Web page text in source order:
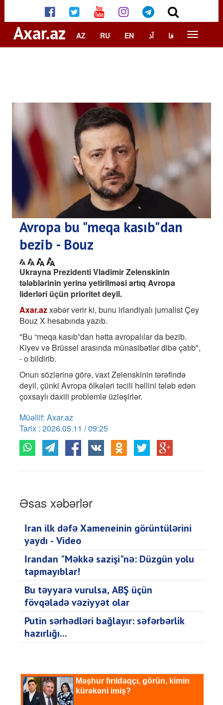
Axar.az AZ RU EN آذ فا
Avropa bu "meqa kasıb"dan
bezib - Bouz
Ukrayna Prezidenti Vladimir Zelenskinin
tələblərinin yerinə yetirilməsi artıq Avropa
liderləri üçün prioritet deyil.
Axar.azxəbər verir ki, bunu irlandiyalı jurnalist Çey
Bouz X hesabında yazıb.
"Bu “meqa kasıb”dan hətta avropalılar da bezib.
Kiyev və Brüssel arasında münasibətlər dibə çatıb",
- o bildirib.
Onun sözlərinə görə, vaxt Zelenskinin tərəfində
deyil, çünki Avropa ölkələri təcili həllini tələb edən
çoxsaylı daxili problemlə üzləşirlər.
Müəllif: Axar.az
Tarix : 2026.05.11 / 09:25
Əsas xəbərlər
İran ilk dəfə Xameneinin görüntülərini
yaydı - Video
İrandan "Məkkə sazişi"nə: Düzgün yolu
tapmayıblar!
Bu təyyarə vurulsa, ABŞ üçün
fövqəladə vəziyyət olar
Putin sərhədləri bağlayır: səfərbərlik
hazırlığı...